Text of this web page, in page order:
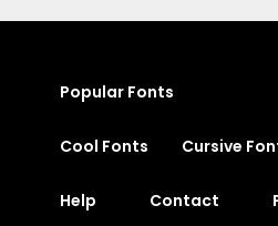
Popular Fonts
Cool Fonts Cursive
Help Contact